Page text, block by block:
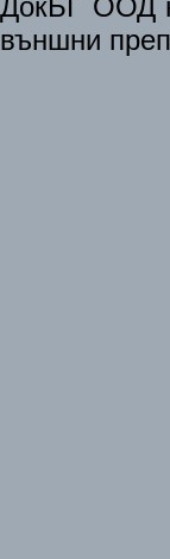
ДокБГ ООД
външни